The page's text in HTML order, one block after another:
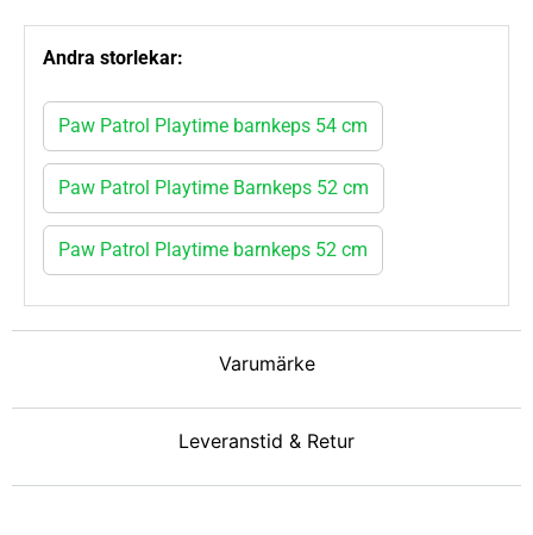
Varumärke
Leveranstid & Retur
Andra storlekar:
Paw Patrol Playtime barnkeps 54 cm
Paw Patrol Playtime Barnkeps 52 cm
Paw Patrol Playtime barnkeps 52 cm